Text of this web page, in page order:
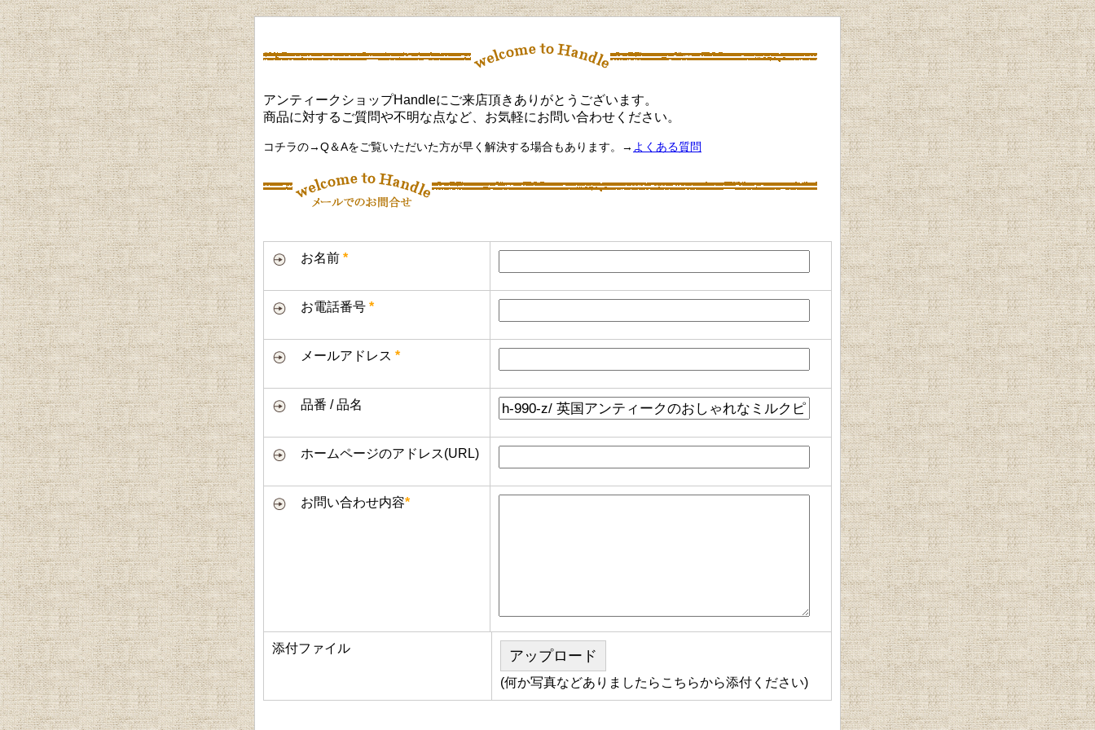
アンティークショップHandleにご来店頂きありがとうございます。
商品に対するご質問や不明な点など、お気軽にお問い合わせください。
コチラの→Q＆Aをご覧いただいた方が早く解決する場合もあります。→ よくある質問
お名前 *
お電話番号 *
メールアドレス *
品番 / 品名
ホームページのアドレス(URL)
お問い合わせ内容*
添付ファイル アップロード
(何か写真などありましたらこちらから添付ください)